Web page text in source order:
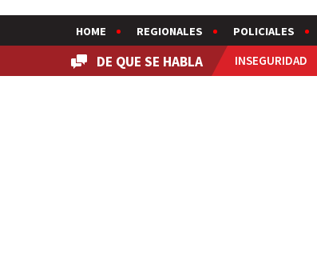
HOME REGIONALES POLICIALES
DE QUE SE HABLA INSEGURIDAD